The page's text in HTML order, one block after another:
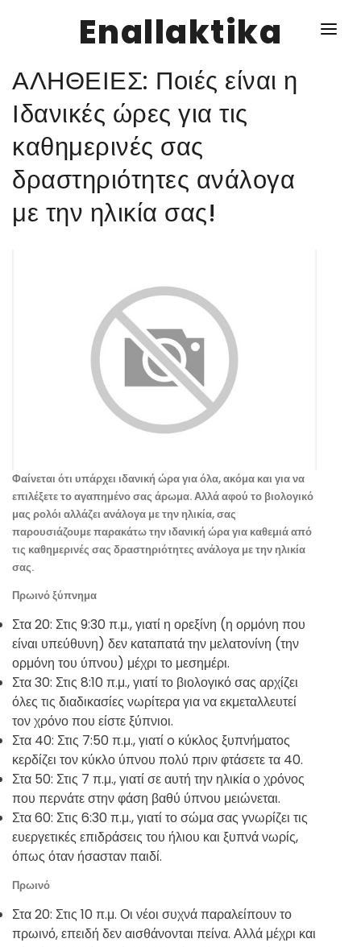
Enallaktika
NEWS
ΥΓΕΙΑ
ΣΥΝΤΑΓΕΣ
ΔΙΑΦΟΡΑ
ΑΛΗΘΕΙΕΣ: Ποιές είναι η
Ιδανικές ώρες για τις
καθημερινές σας
δραστηριότητες ανάλογα
με την ηλικία σας!
Φαίνεται ότι υπάρχει ιδανική ώρα για όλα, ακόμα και για να
επιλέξετε το αγαπημένο σας άρωμα. Αλλά αφού το βιολογικό
μας ρολόι αλλάζει ανάλογα με την ηλικία, σας
παρουσιάζουμε παρακάτω την ιδανική ώρα για καθεμιά από
τις καθημερινές σας δραστηριότητες ανάλογα με την ηλικία
σας.
Πρωινό ξύπνημα
Στα 20: Στις 9:30 π.μ., γιατί η ορεξίνη (η ορμόνη που
είναι υπεύθυνη) δεν καταπατά την μελατονίνη (την
ορμόνη του ύπνου) μέχρι το μεσημέρι.
Στα 30: Στις 8:10 π.μ., γιατί το βιολογικό σας αρχίζει
όλες τις διαδικασίες νωρίτερα για να εκμεταλλευτεί
τον χρόνο που είστε ξύπνιοι.
Στα 40: Στις 7:50 π.μ., γιατί o κύκλος ξυπνήματος
κερδίζει τον κύκλο ύπνου πολύ πριν φτάσετε τα 40.
Στα 50: Στις 7 π.μ., γιατί σε αυτή την ηλικία ο χρόνος
που περνάτε στην φάση βαθύ ύπνου μειώνεται.
Στα 60: Στις 6:30 π.μ., γιατί το σώμα σας γνωρίζει τις
ευεργετικές επιδράσεις του ήλιου και ξυπνά νωρίς,
όπως όταν ήσασταν παιδί.
Πρωινό
Στα 20: Στις 10 π.μ. Οι νέοι συχνά παραλείπουν το
πρωινό, επειδή δεν αισθάνονται πείνα. Αλλά μέχρι και